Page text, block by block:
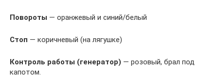
Повороты — оранжевый и синий/белый
Стоп — коричневый (на лягушке)
Контроль работы (генератор) — розовый, брал под
капотом.